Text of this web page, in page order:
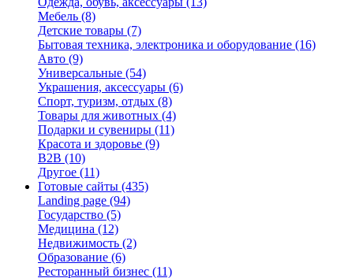
Мебель (8)
Детские товары (7)
Бытовая техника, электроника и оборудование (16)
Авто (9)
Универсальные (54)
Украшения, аксессуары (6)
Спорт, туризм, отдых (8)
Товары для животных (4)
Подарки и сувениры (11)
Красота и здоровье (9)
B2B (10)
Другое (11)
Готовые сайты (435)
Landing page (94)
Государство (5)
Медицина (12)
Недвижимость (2)
Образование (6)
Ресторанный бизнес (11)